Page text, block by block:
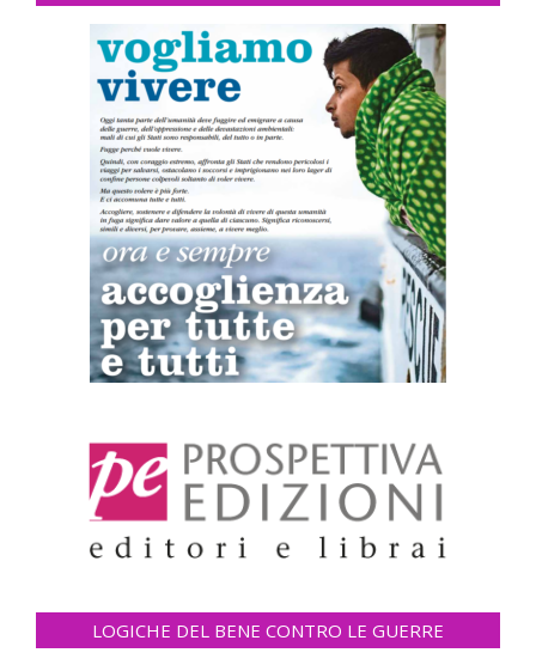
LOGICHE DEL BENE CONTRO LE GUERRE